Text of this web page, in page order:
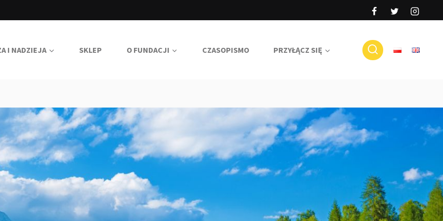
I NADZIEJA SKLEP O FUNDACJI CZASOPISMO PRZYŁĄCZ SIĘ